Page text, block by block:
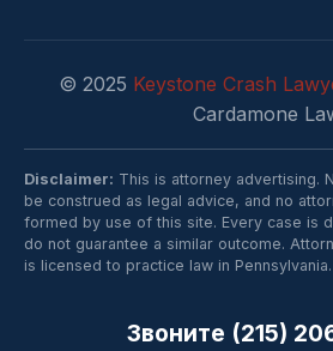
© 2025 Keystone Crash
Cardamone
Disclaimer: This is attorney advertising.
be construed as legal advice, and no
formed by use of this site. Every case is
do not guarantee a similar outcome.
is licensed to practice law in Pennsylvania.
Звоните (215)